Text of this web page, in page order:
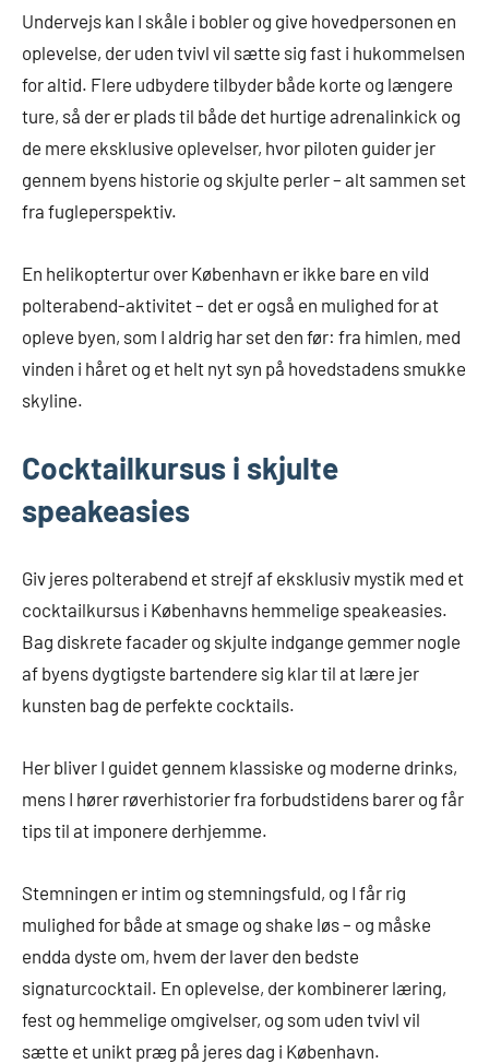
Undervejs kan I skåle i bobler og give hovedpersonen en
oplevelse, der uden tvivl vil sætte sig fast i hukommelsen
for altid. Flere udbydere tilbyder både korte og længere
ture, så der er plads til både det hurtige adrenalinkick og
de mere eksklusive oplevelser, hvor piloten guider jer
gennem byens historie og skjulte perler – alt sammen set
fra fugleperspektiv.
En helikoptertur over København er ikke bare en vild
polterabend-aktivitet – det er også en mulighed for at
opleve byen, som I aldrig har set den før: fra himlen, med
vinden i håret og et helt nyt syn på hovedstadens smukke
skyline.
Cocktailkursus i skjulte
speakeasies
Giv jeres polterabend et strejf af eksklusiv mystik med et
cocktailkursus i Københavns hemmelige speakeasies.
Bag diskrete facader og skjulte indgange gemmer nogle
af byens dygtigste bartendere sig klar til at lære jer
kunsten bag de perfekte cocktails.
Her bliver I guidet gennem klassiske og moderne drinks,
mens I hører røverhistorier fra forbudstidens barer og får
tips til at imponere derhjemme.
Stemningen er intim og stemningsfuld, og I får rig
mulighed for både at smage og shake løs – og måske
endda dyste om, hvem der laver den bedste
signaturcocktail. En oplevelse, der kombinerer læring,
fest og hemmelige omgivelser, og som uden tvivl vil
sætte et unikt præg på jeres dag i København.